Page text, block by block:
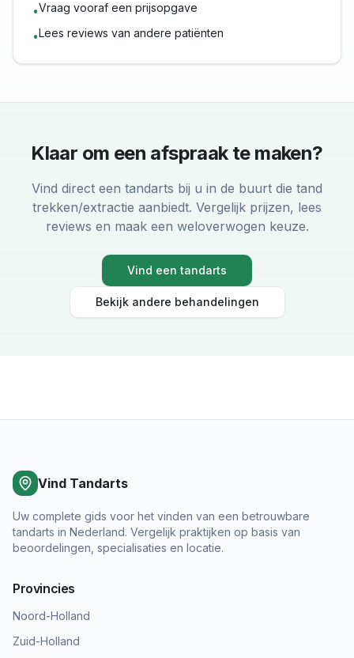
•Vraag vooraf een prijsopgave
•Lees reviews van andere patiënten
Klaar om een afspraak te maken?
Vind direct een tandarts bij u in de buurt die tand
trekken/extractie aanbiedt. Vergelijk prijzen, lees
reviews en maak een weloverwogen keuze.
Vind een tandarts
Bekijk andere behandelingen
Vind Tandarts
Uw complete gids voor het vinden van een betrouwbare
tandarts in Nederland. Vergelijk praktijken op basis van
beoordelingen, specialisaties en locatie.
Provincies
Noord-Holland
Zuid-Holland